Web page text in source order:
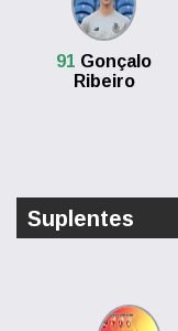
91 Gonçalo
Ribeiro
Suplentes